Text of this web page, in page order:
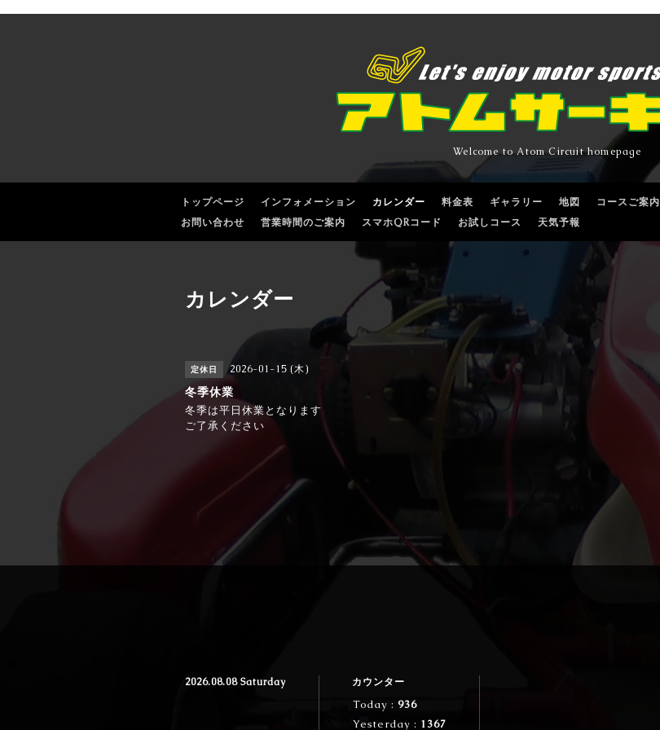
Welcome to Atom Circuit homepage
トップページ インフォメーション カレンダー 料金表 ギャラリー 地図 コースご案内
お問い合わせ
営業時間のご案内 スマホQRコード お試しコース 天気予報
カレンダー
定休日 2026-01-15 (木)
冬季休業
冬季は平日休業となります
ご了承ください
2026.08.08 Saturday カウンター
Today : 936
Yesterday : 1367